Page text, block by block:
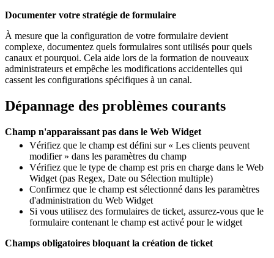
Documenter votre stratégie de formulaire
À mesure que la configuration de votre formulaire devient
complexe, documentez quels formulaires sont utilisés pour quels
canaux et pourquoi. Cela aide lors de la formation de nouveaux
administrateurs et empêche les modifications accidentelles qui
cassent les configurations spécifiques à un canal.
Dépannage des problèmes courants
Champ n'apparaissant pas dans le Web Widget
Vérifiez que le champ est défini sur « Les clients peuvent
modifier » dans les paramètres du champ
Vérifiez que le type de champ est pris en charge dans le Web
Widget (pas Regex, Date ou Sélection multiple)
Confirmez que le champ est sélectionné dans les paramètres
d'administration du Web Widget
Si vous utilisez des formulaires de ticket, assurez-vous que le
formulaire contenant le champ est activé pour le widget
Champs obligatoires bloquant la création de ticket